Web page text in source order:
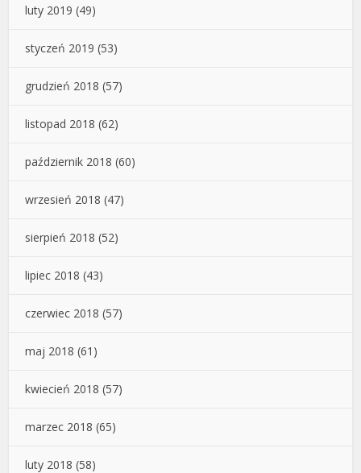
luty 2019 (49)
styczeń 2019 (53)
grudzień 2018 (57)
listopad 2018 (62)
październik 2018 (60)
wrzesień 2018 (47)
sierpień 2018 (52)
lipiec 2018 (43)
czerwiec 2018 (57)
maj 2018 (61)
kwiecień 2018 (57)
marzec 2018 (65)
luty 2018 (58)